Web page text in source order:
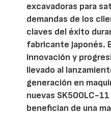
excavadoras para
demandas de los
claves del éxito
fabricante japonés.
innovación y
llevado al
generación en
nuevas SK500LC-
benefician de una